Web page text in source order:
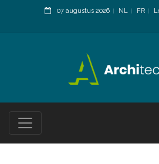
07 augustus 2026 NL FR